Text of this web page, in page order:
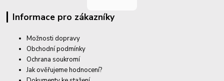
Informace pro zákazníky
Možnosti dopravy
Obchodní podmínky
Ochrana soukromí
Jak ověřujeme hodnocení?